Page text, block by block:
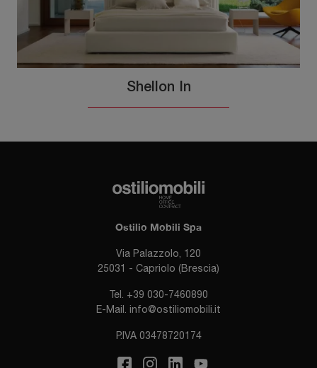
Shellon In
Ostilio Mobili Spa
Via Palazzolo, 120
25031 - Capriolo (Brescia)
Tel. +39 030-7460890
E-Mail. info@ostiliomobili.it
P.IVA 03478720174